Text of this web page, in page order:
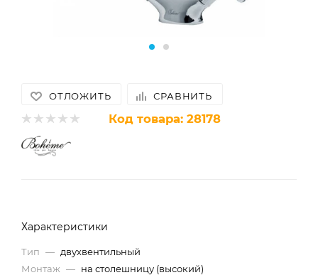
ОТЛОЖИТЬ СРАВНИТЬ
Код товара: 28178
Характеристики
Тип — двухвентильный
Монтаж — на столешницу (высокий)